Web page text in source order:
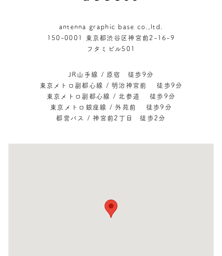
antenna graphic base co.,ltd.
150-0001 東京都渋谷区神宮前2-16-9
フタミビル501
JR山手線 / 原宿 徒歩9分
東京メトロ副都心線 / 明治神宮前 徒歩9分
東京メトロ副都心線 / 北参道 徒歩9分
東京メトロ銀座線 / 外苑前 徒歩9分
都営バス / 神宮前2丁目 徒歩2分